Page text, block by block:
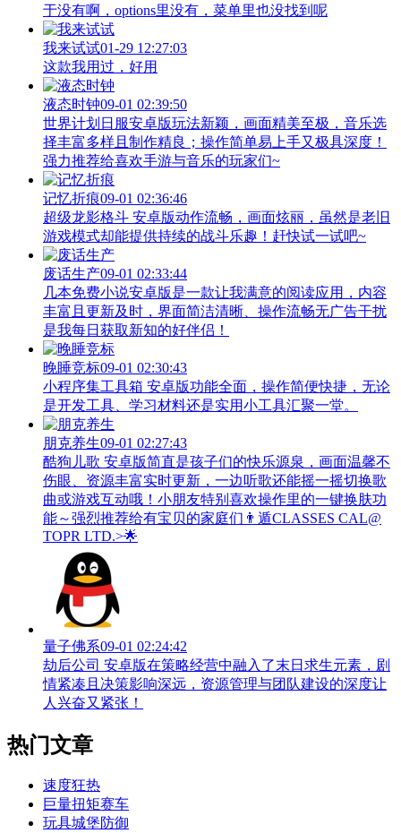
于没有啊，options里没有，菜单里也没找到呢
我来试试01-29 12:27:03
这款我用过，好用
液态时钟09-01 02:39:50
世界计划日服安卓版玩法新颖，画面精美至极，音乐选
择丰富多样且制作精良；操作简单易上手又极具深度！
强力推荐给喜欢手游与音乐的玩家们~
记忆折痕09-01 02:36:46
超级龙影格斗 安卓版动作流畅，画面炫丽，虽然是老旧
游戏模式却能提供持续的战斗乐趣！赶快试一试吧~
废话生产09-01 02:33:44
几本免费小说安卓版是一款让我满意的阅读应用，内容
丰富且更新及时，界面简洁清晰、操作流畅无广告干扰
是我每日获取新知的好伴侣！
晚睡竞标09-01 02:30:43
小程序集工具箱 安卓版功能全面，操作简便快捷，无论
是开发工具、学习材料还是实用小工具汇聚一堂。
朋克养生09-01 02:27:43
酷狗儿歌 安卓版简直是孩子们的快乐源泉，画面温馨不
伤眼、资源丰富实时更新，一边听歌还能摇一摇切换歌
曲或游戏互动哦！小朋友特别喜欢操作里的一键换肤功
能～强烈推荐给有宝贝的家庭们👨‍遁️CLASSES CAL@
TOPR LTD.>🌟
量子佛系09-01 02:24:42
劫后公司 安卓版在策略经营中融入了末日求生元素，剧
情紧凑且决策影响深远，资源管理与团队建设的深度让
人兴奋又紧张！
热门文章
速度狂热
巨量扭矩赛车
玩具城堡防御